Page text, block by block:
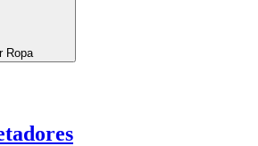
Ropa